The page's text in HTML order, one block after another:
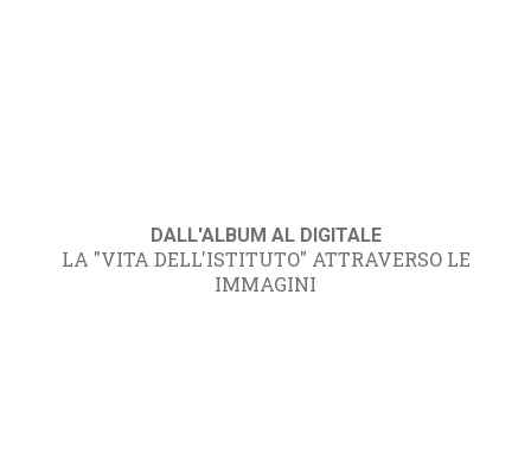
DALL'ALBUM AL DIGITALE
LA "VITA DELL'ISTITUTO" ATTRAVERSO LE
IMMAGINI